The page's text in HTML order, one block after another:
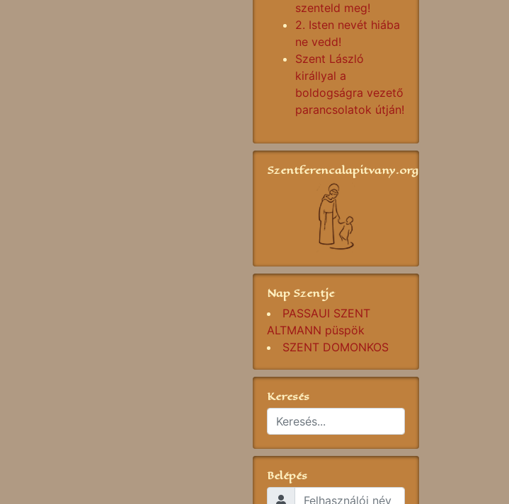
szenteld meg!
2. Isten nevét hiába
ne vedd!
Szent László
királlyal a
boldogságra vezető
parancsolatok útján!
Szentferencalapitvany.org
Nap Szentje
PASSAUI SZENT
ALTMANN püspök
SZENT DOMONKOS
Keresés
Belépés